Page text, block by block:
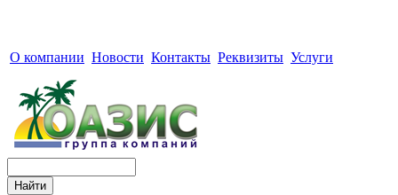
О компании Новости Контакты Реквизиты Услуги